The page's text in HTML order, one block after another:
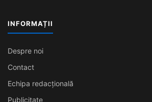
INFORMAȚII
Despre noi
Contact
Echipa redacțională
Publicitate